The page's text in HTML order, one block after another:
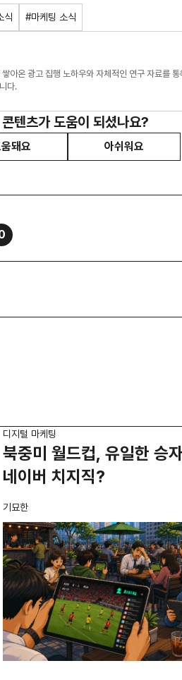
식 #마케팅 소식
아온 광고 집행 노하우와 자체적인 연구 자료를 통
다.
텐츠가 도움이 되셨나요?
돼요 아쉬워요
디지털 마케팅
북중미 월드컵, 유일한 승
네이버 치지직?
기묘한